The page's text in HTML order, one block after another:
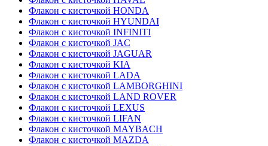
Флакон с кисточкой HONDA
Флакон с кисточкой HYUNDAI
Флакон с кисточкой INFINITI
Флакон с кисточкой JAC
Флакон с кисточкой JAGUAR
Флакон с кисточкой KIA
Флакон с кисточкой LADA
Флакон с кисточкой LAMBORGHINI
Флакон с кисточкой LAND ROVER
Флакон с кисточкой LEXUS
Флакон с кисточкой LIFAN
Флакон с кисточкой MAYBACH
Флакон с кисточкой MAZDA